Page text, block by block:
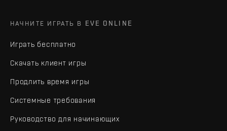
НАЧНИТЕ ИГРАТЬ В EVE ONLINE
Играть бесплатно
Скачать клиент игры
Продлить время игры
Системные требования
Руководство для начинающих